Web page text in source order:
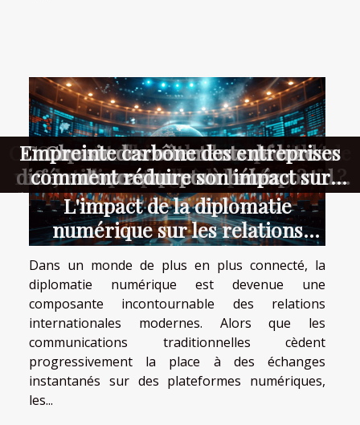
Comment maximiser la rentabilité de
votre restaurant grâce à une gestion
efficace ?
Comment les essences unisexes
révolutionnent-elles la parfumerie ?
Comment choisir le bon spécialiste
juridique pour vos besoins ?
Comparer le coût et le confort des
différents transports à l'aéroport de
Lyon
Choisir des vêtements de luxe
d'occasion pour bébés
Empreinte carbone des entreprises
comment réduire son impact sur
l'environnement tout en optimisant
les coûts
L'impact de la diplomatie
numérique sur les relations
internationales
Dans un monde de plus en plus connecté, la
diplomatie numérique est devenue une
composante incontournable des relations
internationales modernes. Alors que les
communications traditionnelles cèdent
progressivement la place à des échanges
instantanés sur des plateformes numériques,
les...